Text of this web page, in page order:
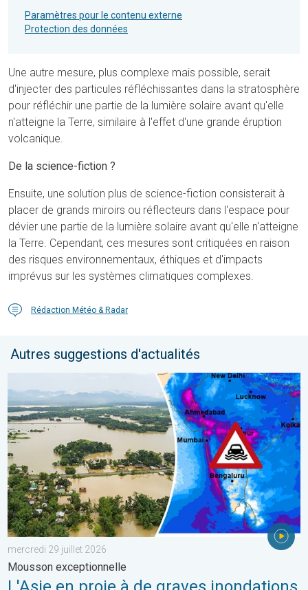
Paramètres pour le contenu externe
Protection des données
Une autre mesure, plus complexe mais possible, serait
d'injecter des particules réfléchissantes dans la stratosphère
pour réfléchir une partie de la lumière solaire avant qu'elle
n'atteigne la Terre, similaire à l'effet d'une grande éruption
volcanique.
De la science-fiction ?
Ensuite, une solution plus de science-fiction consisterait à
placer de grands miroirs ou réflecteurs dans l'espace pour
dévier une partie de la lumière solaire avant qu'elle n'atteigne
la Terre. Cependant, ces mesures sont critiquées en raison
des risques environnementaux, éthiques et d'impacts
imprévus sur les systèmes climatiques complexes.
Rédaction Météo & Radar
Autres suggestions d'actualités
L'Asie en proie à de graves inondations. Mousson
mercredi 29 juillet 2026
Mousson exceptionnelle